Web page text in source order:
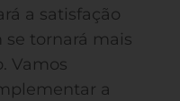
a satisfação
tornará mais
Vamos
a